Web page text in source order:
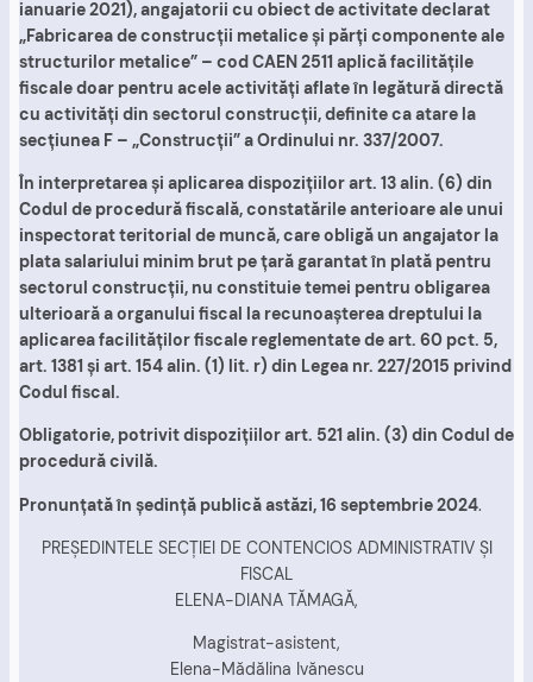
ianuarie 2021), angajatorii cu obiect de activitate declarat
„Fabricarea de construcţii metalice şi părţi componente ale
structurilor metalice” – cod CAEN 2511 aplică facilităţile
fiscale doar pentru acele activităţi aflate în legătură directă
cu activităţi din sectorul construcţii, definite ca atare la
secţiunea F – „Construcţii” a Ordinului nr. 337/2007.
În interpretarea şi aplicarea dispoziţiilor art. 13 alin. (6) din
Codul de procedură fiscală, constatările anterioare ale unui
inspectorat teritorial de muncă, care obligă un angajator la
plata salariului minim brut pe ţară garantat în plată pentru
sectorul construcţii, nu constituie temei pentru obligarea
ulterioară a organului fiscal la recunoaşterea dreptului la
aplicarea facilităţilor fiscale reglementate de art. 60 pct. 5,
art. 1381 şi art. 154 alin. (1) lit. r) din Legea nr. 227/2015 privind
Codul fiscal.
Obligatorie, potrivit dispoziţiilor art. 521 alin. (3) din Codul de
procedură civilă.
Pronunţată în şedinţă publică astăzi, 16 septembrie 2024.
PREŞEDINTELE SECŢIEI DE CONTENCIOS ADMINISTRATIV ŞI
FISCAL
ELENA-DIANA TĂMAGĂ,
Magistrat-asistent,
Elena-Mădălina Ivănescu